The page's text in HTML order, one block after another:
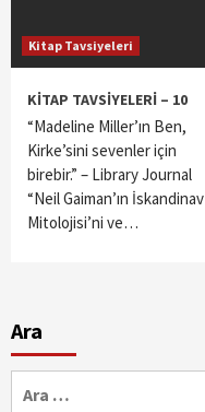
Kitap Tavsiyeleri
KİTAP TAVSİYELERİ – 10
“Madeline Miller’ın Ben,
Kirke’sini sevenler için
birebir.” – Library Journal
“Neil Gaiman’ın İskandinav
Mitolojisi’ni ve…
Ara